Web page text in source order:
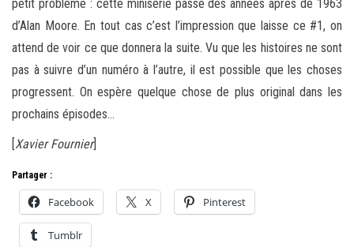
petit problème : cette minisérie passe des années après de 1963
d’Alan Moore. En tout cas c’est l’impression que laisse ce #1, on
attend de voir ce que donnera la suite. Vu que les histoires ne sont
pas à suivre d’un numéro à l’autre, il est possible que les choses
progressent. On espère quelque chose de plus original dans les
prochains épisodes…
[Xavier Fournier]
Partager :
Facebook X Pinterest
Tumblr